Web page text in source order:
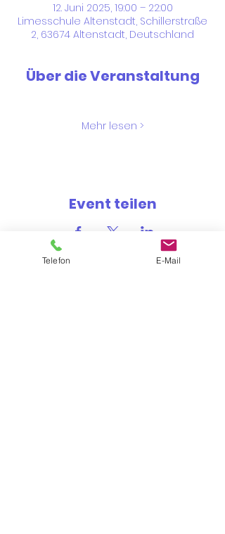
12. Juni 2025, 19:00 – 22:00
Limesschule Altenstadt, Schillerstraße
2, 63674 Altenstadt, Deutschland
Über die Veranstaltung
Mehr lesen >
Event teilen
Telefon E-Mail